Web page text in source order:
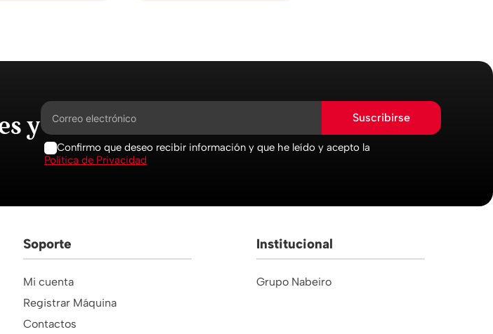
y
Suscribirse
Confirmo que deseo recibir información y que he leído y acepto la
Política de Privacidad
Soporte
Mi cuenta
Registrar Máquina
Contactos
Institucional
Grupo Nabeiro